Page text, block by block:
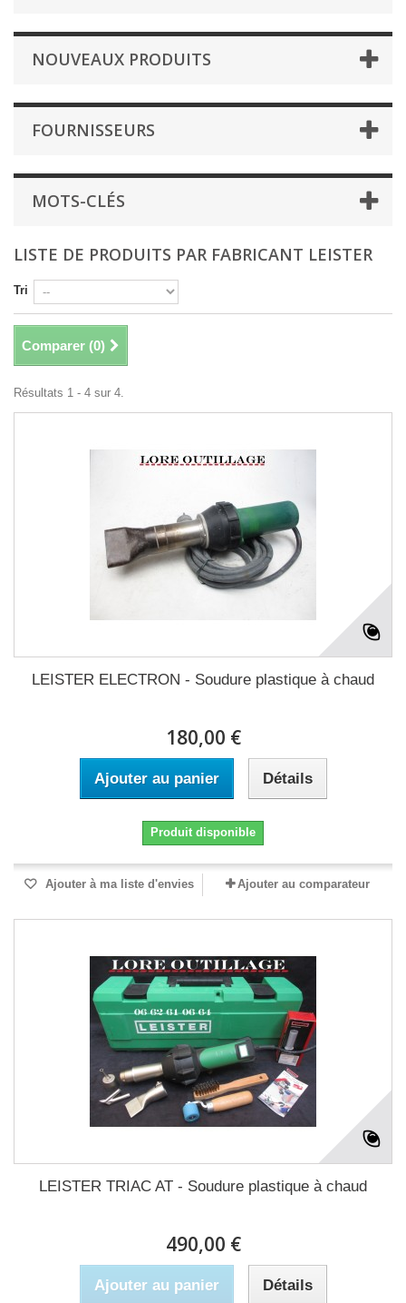
NOUVEAUX PRODUITS
FOURNISSEURS
MOTS-CLÉS
LISTE DE PRODUITS PAR FABRICANT LEISTER
Tri
Comparer (0)
Résultats 1 - 4 sur 4.
LEISTER ELECTRON - Soudure plastique à chaud
180,00 €
Ajouter au panier Détails
Produit disponible
Ajouter à ma liste d'envies Ajouter au comparateur
LEISTER TRIAC AT - Soudure plastique à chaud
490,00 €
Ajouter au panier Détails